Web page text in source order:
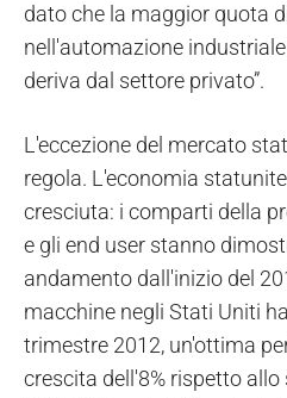
dato che la maggior quota
nell'automazione
deriva dal settore privato”.
L'eccezione del mercato
regola. L'economia
cresciuta: i comparti della
e gli end user stanno
andamento dall'inizio del
macchine negli Stati Uniti
trimestre 2012, un'ottima
crescita dell'8% rispetto allo